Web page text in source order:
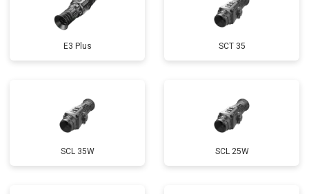
E3 Plus SCT 35
SCL 35W SCL 25W